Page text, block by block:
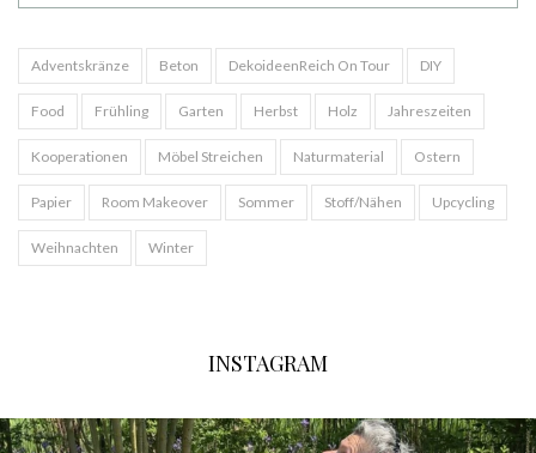
Adventskränze Beton DekoideenReich On Tour DIY
Food Frühling Garten Herbst Holz Jahreszeiten
Kooperationen Möbel Streichen Naturmaterial Ostern
Papier Room Makeover Sommer Stoff/Nähen Upcycling
Weihnachten Winter
INSTAGRAM